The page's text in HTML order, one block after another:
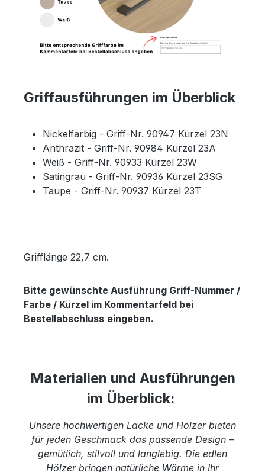
Griffausführungen im Überblick
Nickelfarbig - Griff-Nr. 90947 Kürzel 23N
Anthrazit - Griff-Nr. 90984 Kürzel 23A
Weiß - Griff-Nr. 90933 Kürzel 23W
Satingrau - Griff-Nr. 90936 Kürzel 23SG
Taupe - Griff-Nr. 90937 Kürzel 23T
Grifflänge 22,7 cm.
Bitte gewünschte Ausführung Griff-Nummer /
Farbe / Kürzel im Kommentarfeld bei
Bestellabschluss eingeben.
Materialien und Ausführungen
im Überblick:
Unsere hochwertigen Lacke und Hölzer bieten
für jeden Geschmack das passende Design –
gemütlich, stilvoll und langlebig. Die edlen
Hölzer bringen natürliche Wärme in Ihr